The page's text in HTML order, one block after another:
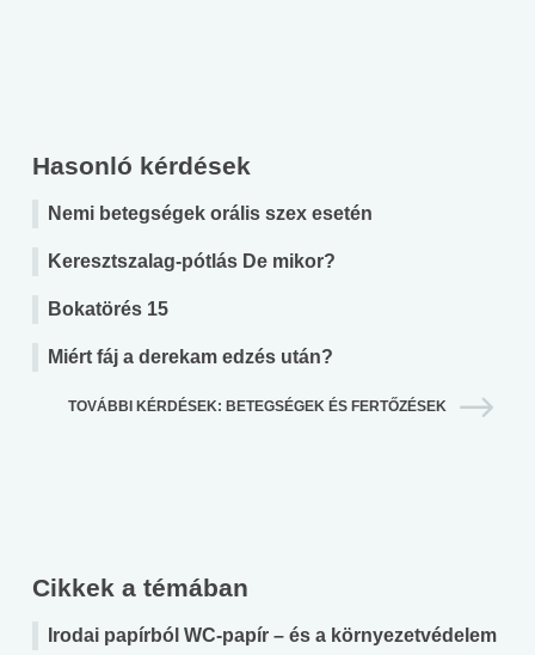
Hasonló kérdések
Nemi betegségek orális szex esetén
Keresztszalag-pótlás De mikor?
Bokatörés 15
Miért fáj a derekam edzés után?
TOVÁBBI KÉRDÉSEK: BETEGSÉGEK ÉS FERTŐZÉSEK
Cikkek a témában
Irodai papírból WC-papír – és a környezetvédelem